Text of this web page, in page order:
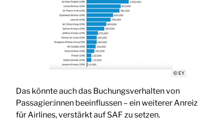
© EY
Das könnte auch das Buchungsverhalten von
Passagier:innen beeinflussen – ein weiterer Anreiz
für Airlines, verstärkt auf SAF zu setzen.